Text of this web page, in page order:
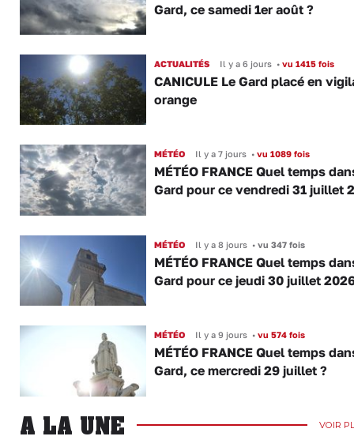
Gard, ce samedi 1er août ?
ACTUALITÉS Il y a 6 jours •vu 1415 fois
CANICULE Le Gard placé en
orange
MÉTÉO Il y a 7 jours •vu 1089 fois
MÉTÉO FRANCE Quel temps
Gard pour ce vendredi 31 juillet
MÉTÉO Il y a 8 jours •vu 347 fois
MÉTÉO FRANCE Quel temps
Gard pour ce jeudi 30 juillet
MÉTÉO Il y a 9 jours •vu 574 fois
MÉTÉO FRANCE Quel temps
Gard, ce mercredi 29 juillet ?
A LA UNE VOIR